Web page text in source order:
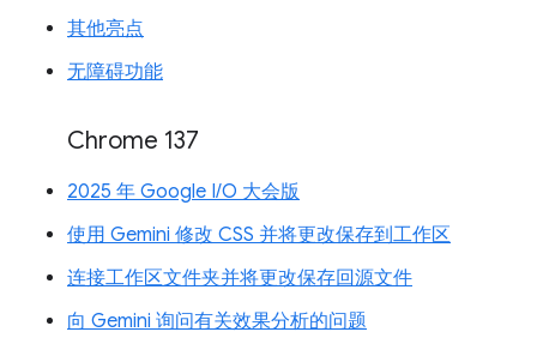
其他亮点
无障碍功能
Chrome 137
2025 年 Google I/O 大会版
使用 Gemini 修改 CSS 并将更改保存到工作区
连接工作区文件夹并将更改保存回源文件
向 Gemini 询问有关效果分析的问题